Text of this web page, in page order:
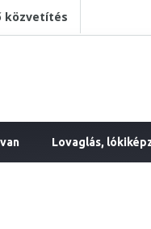
közvetítés
Lovaglás,